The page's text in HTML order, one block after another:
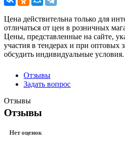
Цена действительна только для
отличаться от цен в розничных
Цены, представленные на сайте,
участия в тендерах и при оптовых
обсудить индивидуальные условия.
Отзывы
Задать вопрос
Отзывы
Отзывы
Нет оценок